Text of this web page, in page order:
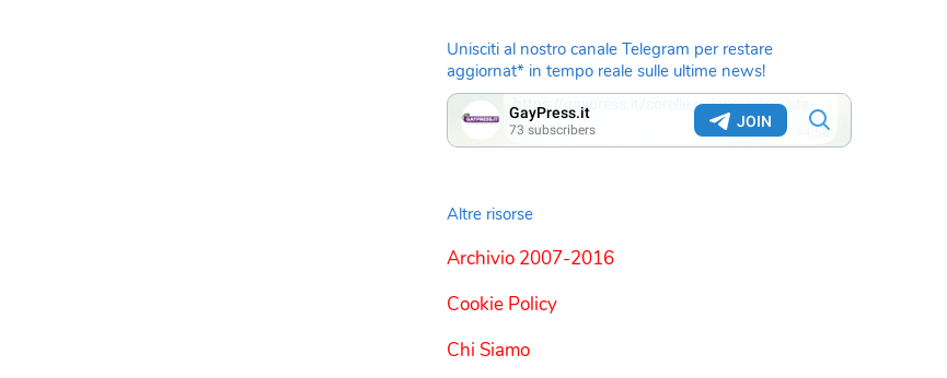
Unisciti al nostro canale Telegram per restare
aggiornat* in tempo reale sulle ultime news!
Altre risorse
Archivio 2007-2016
Cookie Policy
Chi Siamo